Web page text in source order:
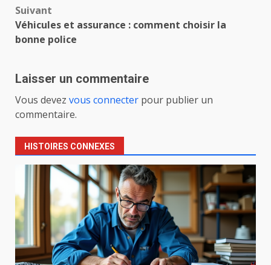
Suivant
Véhicules et assurance : comment choisir la
bonne police
Laisser un commentaire
Vous devez vous connecter pour publier un
commentaire.
HISTOIRES CONNEXES